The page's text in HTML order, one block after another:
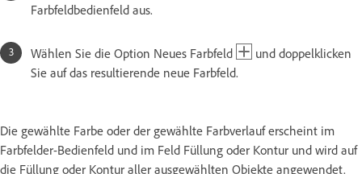
Farbfeldbedienfeld aus.
Wählen Sie die Option Neues Farbfeld
und doppelklicken
Sie auf das resultierende neue Farbfeld.
Die gewählte Farbe oder der gewählte Farbverlauf erscheint im
Farbfelder-Bedienfeld und im Feld Füllung oder Kontur und wird auf
die Füllung oder Kontur aller ausgewählten Objekte angewendet.